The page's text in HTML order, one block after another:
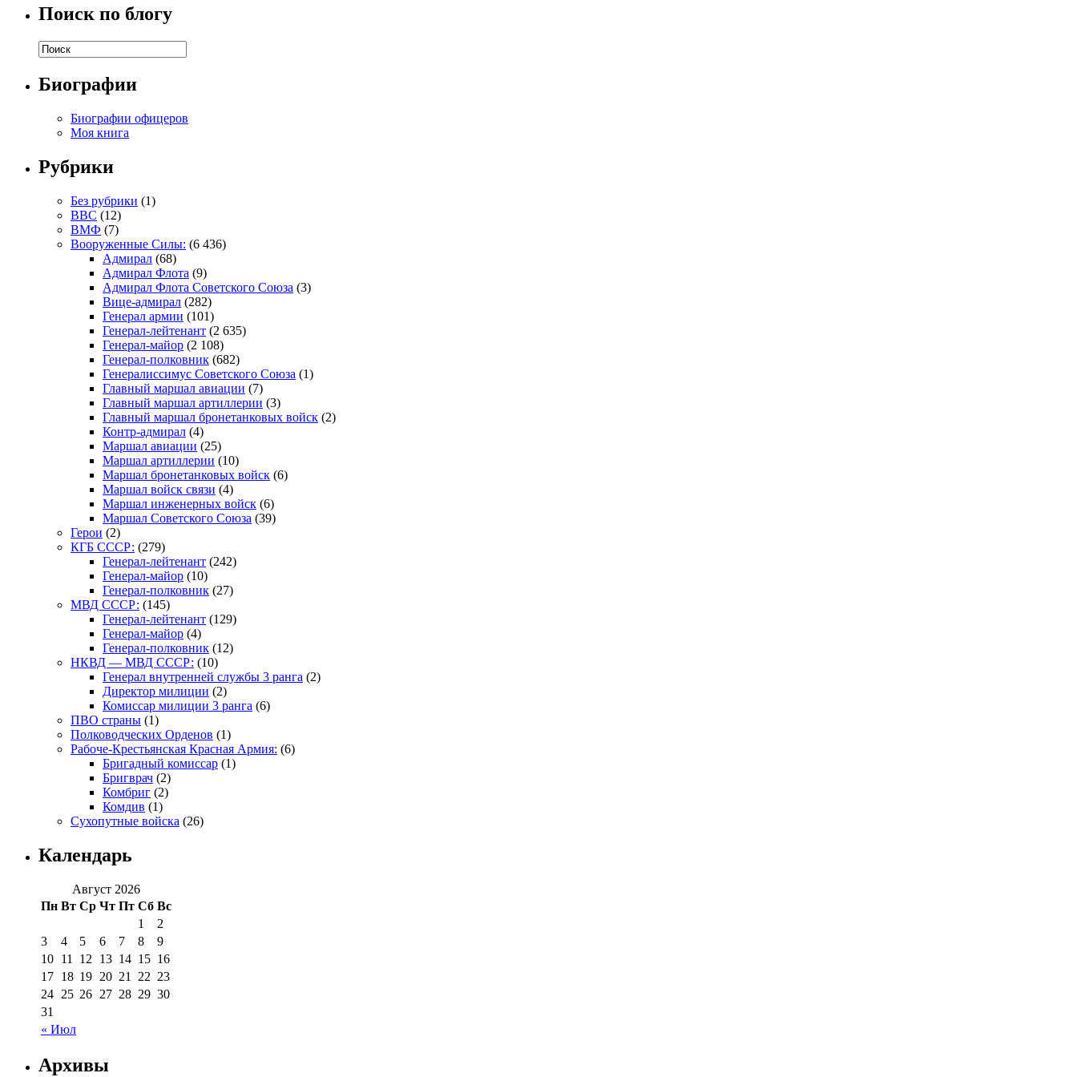
Поиск по блогу
Биографии
Биографии офицеров
Моя книга
Рубрики
Без рубрики (1)
ВВС (12)
ВМФ (7)
Вооруженные Силы: (6 436)
Адмирал (68)
Адмирал Флота (9)
Адмирал Флота Советского Союза (3)
Вице-адмирал (282)
Генерал армии (101)
Генерал-лейтенант (2 635)
Генерал-майор (2 108)
Генерал-полковник (682)
Генералиссимус Советского Союза (1)
Главный маршал авиации (7)
Главный маршал артиллерии (3)
Главный маршал бронетанковых войск (2)
Контр-адмирал (4)
Маршал авиации (25)
Маршал артиллерии (10)
Маршал бронетанковых войск (6)
Маршал войск связи (4)
Маршал инженерных войск (6)
Маршал Советского Союза (39)
Герои (2)
КГБ СССР: (279)
Генерал-лейтенант (242)
Генерал-майор (10)
Генерал-полковник (27)
МВД СССР: (145)
Генерал-лейтенант (129)
Генерал-майор (4)
Генерал-полковник (12)
НКВД — МВД СССР: (10)
Генерал внутренней службы 3 ранга (2)
Директор милиции (2)
Комиссар милиции 3 ранга (6)
ПВО страны (1)
Полководческих Орденов (1)
Рабоче-Крестьянская Красная Армия: (6)
Бригадный комиссар (1)
Бригврач (2)
Комбриг (2)
Комдив (1)
Сухопутные войска (26)
Календарь
Август 2026
Пн Вт Ср Чт Пт Сб Вс
« Июл
1
2
3
4 5 6 7 8
9
10 11 12 13 14 15 16
17 18 19 20 21 22 23
24 25 26 27 28 29 30
31
Архивы